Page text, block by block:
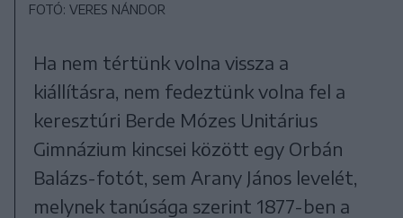
FOTÓ: VERES NÁNDOR
Ha nem tértünk volna vissza a
kiállításra, nem fedeztünk volna fel a
keresztúri Berde Mózes Unitárius
Gimnázium kincsei között egy Orbán
Balázs-fotót, sem Arany János levelét,
melynek tanúsága szerint 1877-ben a